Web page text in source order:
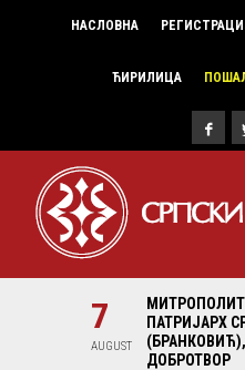
НАСЛОВНА
ЋИРИЛИЦА
7
AUGUST
ПАТРИЈАРХ
ДОБРОТВОР